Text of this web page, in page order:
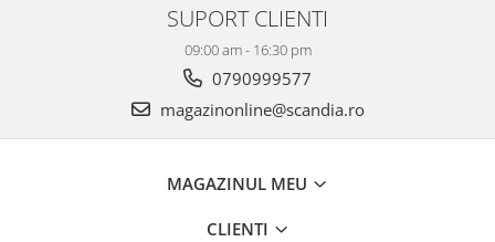
SUPORT CLIENTI
09:00 am - 16:30 pm
0790999577
magazinonline@scandia.ro
MAGAZINUL MEU
CLIENTI